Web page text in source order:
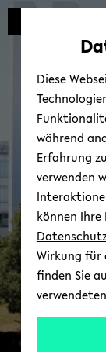
Diese
während
Erfahrung
verwenden
können
Wirkung für
finden Sie